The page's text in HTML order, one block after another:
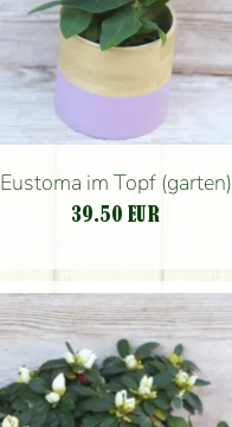
Eustoma im Topf (garten)
39.50 EUR